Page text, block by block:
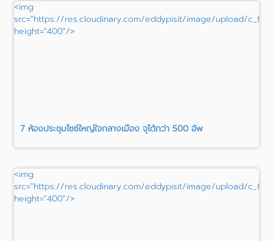
<img
src="https://res.cloudinary.com/eddypisit/image/upload/
height="400"/>
7 ห้องประชุมไซซ์ใหญ่ใจกลางเมือง จุได้กว่า 500 อัพ
<img
src="https://res.cloudinary.com/eddypisit/image/upload/
height="400"/>